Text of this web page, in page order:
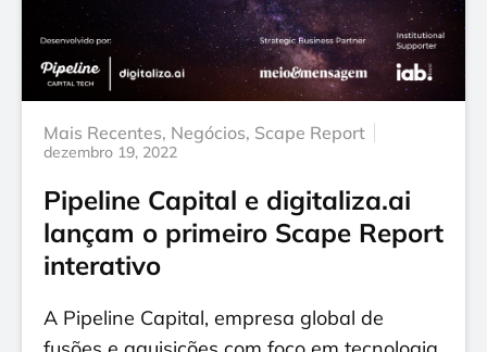
Mais Recentes, Negócios, Scape Report
dezembro 19, 2022
Pipeline Capital e digitaliza.ai
lançam o primeiro Scape Report
interativo
A Pipeline Capital, empresa global de